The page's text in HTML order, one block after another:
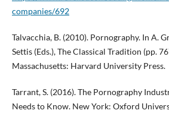
companies/692
Talvacchia, B. (2010). Pornography. In A.
Settis (Eds.), The Classical Tradition (pp.
Massachusetts: Harvard University Press.
Tarrant, S. (2016). The Pornography
Needs to Know. New York: Oxford